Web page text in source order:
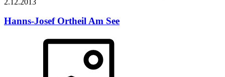
Hanns-Josef OrtheilAm See